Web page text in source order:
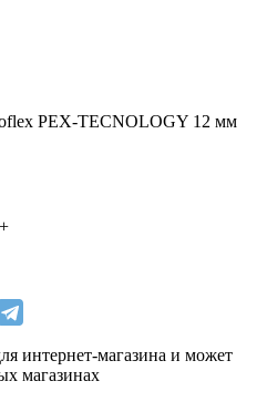
PEX-TECNOLOGY 12 мм
+
интернет-магазина и может
магазинах